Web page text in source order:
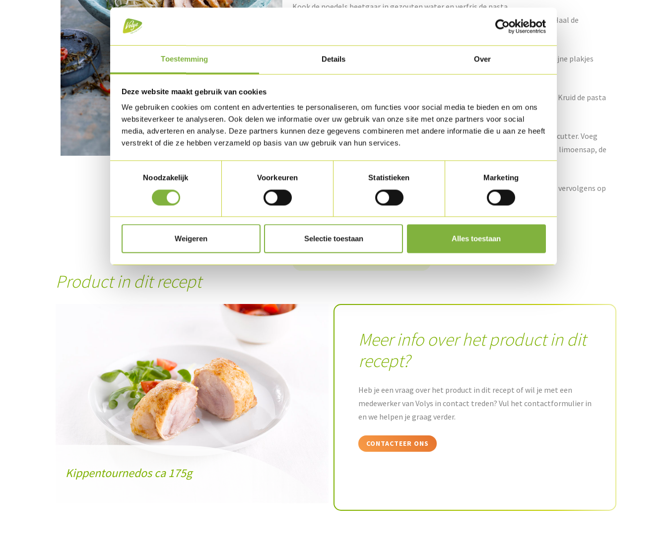
Toestemming Details Over
Deze website maakt gebruik van cookies
We gebruiken cookies om content en advertenties te personaliseren, om functies voor social media te bieden en om ons
websiteverkeer te analyseren. Ook delen we informatie over uw gebruik van onze site met onze partners voor social
media, adverteren en analyse. Deze partners kunnen deze gegevens combineren met andere informatie die u aan ze heeft
verstrekt of die ze hebben verzameld op basis van uw gebruik van hun services.
Noodzakelijk
Voorkeuren Statistieken Marketing
Weigeren Selectie toestaan Alles toestaan
Kook de noedels beetgaar in gezouten water en verfris de pasta.
Verwijder de tuinbonen uit de schil en kook ze kort in gezouten water. Verfris. Haal de
Schil de jonge worteltjes en steek ze door de keukenrobot (fijn mes, zodat je fijne plakjes
bekomt).
Maak de pasta los en vermeng met olijfolie, de tuinbonen en de wortelplakjes. Kruid de pasta
af met peper, zout en gerookt paprikapoeder.
Snij de avocado in 2 en haal er de pit uit. Haal er het vruchtvlees uit en leg in de cutter. Voeg
nu de gepelde lookteentjes, het groene chilipepertje, de platte peterselie, het limoensap, de
olijfolie en de peper en het zout toe. Cutter tot een homogene massa.
Wrijf de Kippentournedos in met olijfolie en kruid met peper en zout. Leg deze vervolgens op
de BBQ en grill aan beide zijden.
Schik het gerecht mooi op een bordje.
Product in dit recept
Kippentournedos ca 175g
Meer info over het product in dit
recept?
Heb je een vraag over het product in dit recept of wil je met een
medewerker van Volys in contact treden? Vul het contactformulier in
en we helpen je graag verder.
CONTACTEER ONS